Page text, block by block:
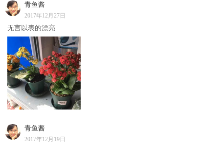
青鱼酱
2017年12月27日
无言以表的漂亮
青鱼酱
2017年12月19日